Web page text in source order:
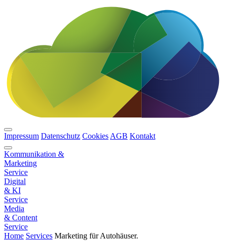
Impressum Datenschutz Cookies AGB Kontakt
Kommunikation &
Marketing
Service
Digital
& KI
Service
Media
& Content
Service
Home Services Marketing für Autohäuser.